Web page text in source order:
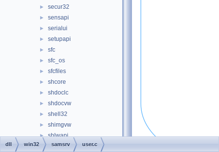
► secur32
► sensapi
► serialui
► setupapi
► sfc
► sfc_os
► sfcfiles
► shcore
► shdoclc
► shdocvw
► shell32
► shimgvw
► shlwapi
► slbcsp
dll win32 samsrv user.c